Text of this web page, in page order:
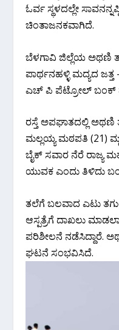
ಓರ್ವ ಸ್ಥಳದಲ್ಲೇ
ಚಿಂತಾಜನಕವಾಗಿದೆ.
ಬೆಳಗಾವಿ ಜಿಲ್ಲೆಯ ಅಥಣಿ
ಪಾರ್ಥನಹಳ್ಳಿ ಮದ್ಯದ
ಎಚ್ ಪಿ ಪೆಟ್ರೋಲ್ ಬಂಕ್
ರಸ್ತೆ ಅಪಘಾತದಲ್ಲಿ ಅಥಣಿ
ಮಲ್ಲಯ್ಯ ಮಠಪತಿ (21)
ಬೈಕ್ ಸವಾರ ನೆರೆ ರಾಜ್ಯ
ಯುವಕ ಎಂದು ತಿಳಿದು
ತಲೆಗೆ ಬಲವಾದ ಎಟು
ಆಸ್ಪತ್ರೆಗೆ ದಾಖಲು
ಪರಿಶೀಲನೆ ನಡೆಸಿದ್ದಾರೆ.
ಘಟನೆ ಸಂಭವಿಸಿದೆ.